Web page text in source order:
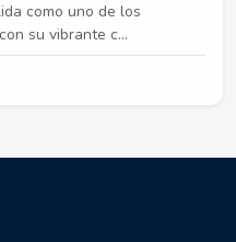
como uno de los
su vibrante c...